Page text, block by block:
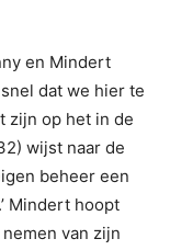
en Mindert
dat we hier te
zijn op het in de
wijst naar de
beheer een
Mindert hoopt
van zijn